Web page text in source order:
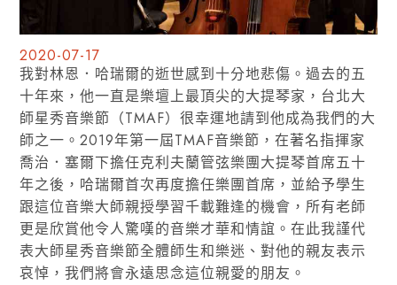
2020-07-17
我對林恩．哈瑞爾的逝世感到十分地悲傷。過去的五
十年來，他一直是樂壇上最頂尖的大提琴家，台北大
師星秀音樂節（TMAF）很幸運地請到他成為我們的大
師之一。2019年第一屆TMAF音樂節，在著名指揮家
喬治．塞爾下擔任克利夫蘭管弦樂團大提琴首席五十
年之後，哈瑞爾首次再度擔任樂團首席，並給予學生
跟這位音樂大師親授學習千載難逢的機會，所有老師
更是欣賞他令人驚嘆的音樂才華和情誼。在此我謹代
表大師星秀音樂節全體師生和樂迷、對他的親友表示
哀悼，我們將會永遠思念這位親愛的朋友。